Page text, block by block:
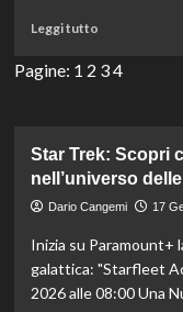
tra
e
Leggi tuttoLeggi
più
I
sette
dove
ragazze
risolvono
omicidi
Pagine: 1 2 34
Star Trek: Scopri
nell’universo
Dario Cangemi 17
Inizia su Paramount+
galattica: "Starfleet
2026 alle 08:00 Una